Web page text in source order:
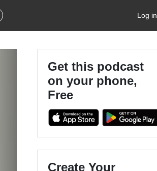
Log in
Get this podcast
on your phone,
Free
Create Your